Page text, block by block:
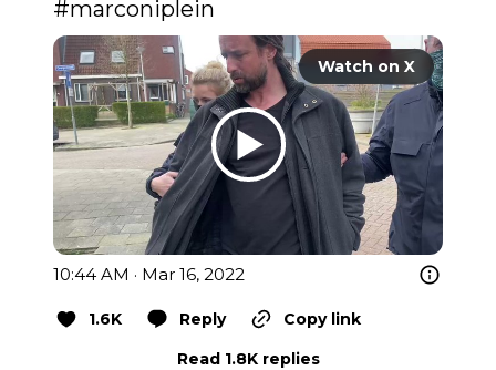
#marconiplein
Watch on X
10:44 AM · Mar 16, 2022
1.6K Reply
Copy link
Read 1.8K replies